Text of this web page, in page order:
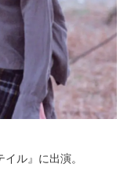
ル』に出演。